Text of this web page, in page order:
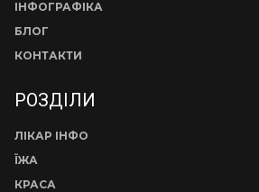
ІНФОГРАФІКА
БЛОГ
КОНТАКТИ
РОЗДІЛИ
ЛІКАР ІНФО
ЇЖА
КРАСА